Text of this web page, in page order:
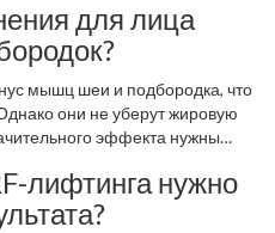
для лица
мышц шеи и подбородка, что
они не уберут жировую
эффекта нужны
лифтинга нужно